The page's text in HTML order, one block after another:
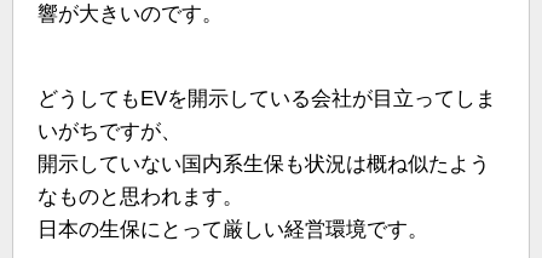
響が大きいのです。
どうしてもEVを開示している会社が目立ってしま
いがちですが、
開示していない国内系生保も状況は概ね似たよう
なものと思われます。
日本の生保にとって厳しい経営環境です。